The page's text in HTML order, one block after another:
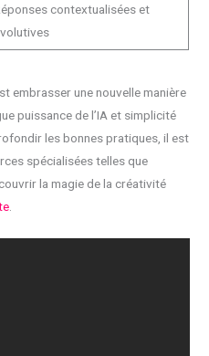
contextualisées et
embrasser une nouvelle manière
puissance de l’IA et simplicité
les bonnes pratiques, il est
spécialisées telles que
la magie de la créativité